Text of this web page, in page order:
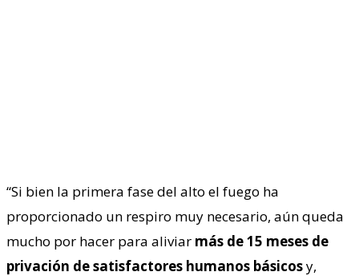
“Si bien la primera fase del alto el fuego ha
proporcionado un respiro muy necesario, aún queda
mucho por hacer para aliviar más de 15 meses de
privación de satisfactores humanos básicosy,